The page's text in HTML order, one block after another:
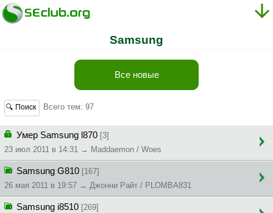
Samsung
Все новые
🔍 Поиск Всего тем: 97
Умер Samsung l870 [3]
23 июл 2011 в 14:31 → Maddaemon / Woes
Samsung G810 [167]
26 мая 2011 в 19:57 → Джoнни Paйт / PLOMBA831
Samsung i8510 [269]